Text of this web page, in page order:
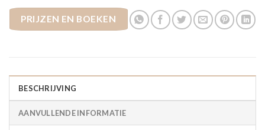
PRIJZEN EN BOEKEN
BESCHRIJVING
AANVULLENDE INFORMATIE